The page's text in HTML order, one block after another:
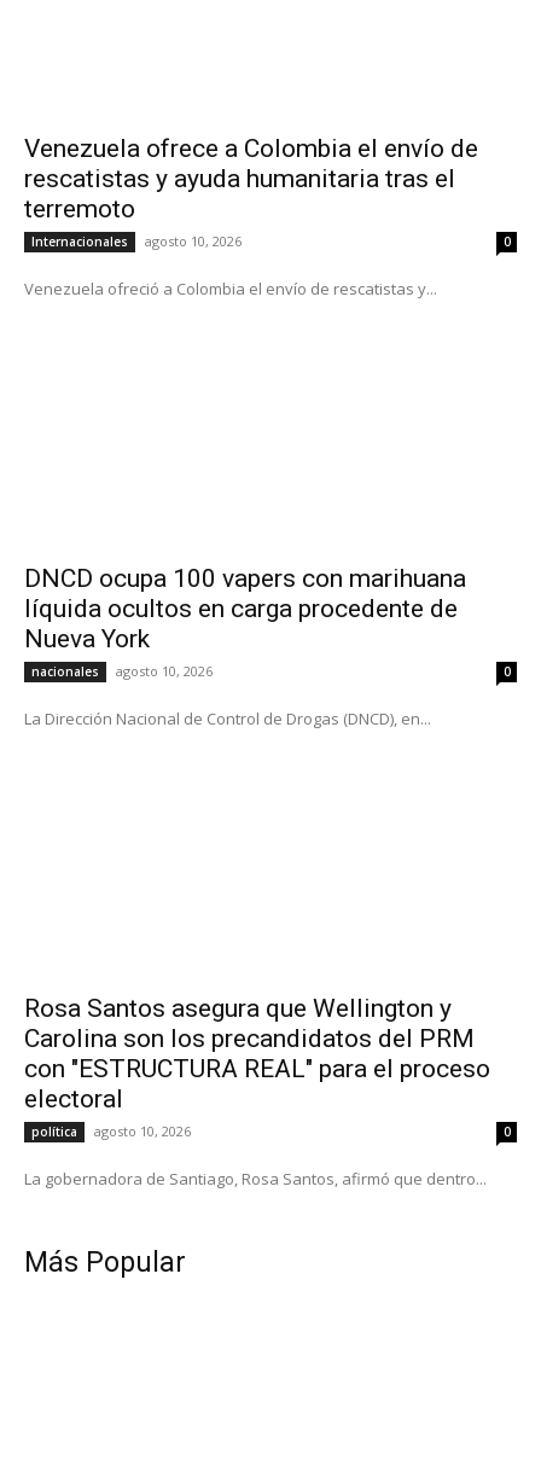
Venezuela ofrece a Colombia el envío de
rescatistas y ayuda humanitaria tras el
terremoto
Internacionales agosto 10, 2026 0
Venezuela ofreció a Colombia el envío de rescatistas y...
DNCD ocupa 100 vapers con marihuana
líquida ocultos en carga procedente de
Nueva York
nacionales agosto 10, 2026 0
La Dirección Nacional de Control de Drogas (DNCD), en...
Rosa Santos asegura que Wellington y
Carolina son los precandidatos del PRM
con "ESTRUCTURA REAL" para el proceso
electoral
política agosto 10, 2026 0
La gobernadora de Santiago, Rosa Santos, afirmó que dentro...
Más Popular